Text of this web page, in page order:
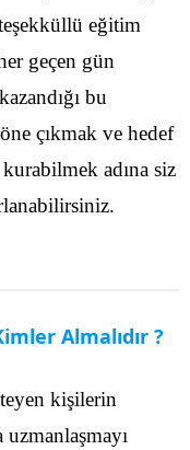
eğitim
geçen gün
bu
çıkmak ve hedef
adına siz
Almalıdır ?
kişilerin